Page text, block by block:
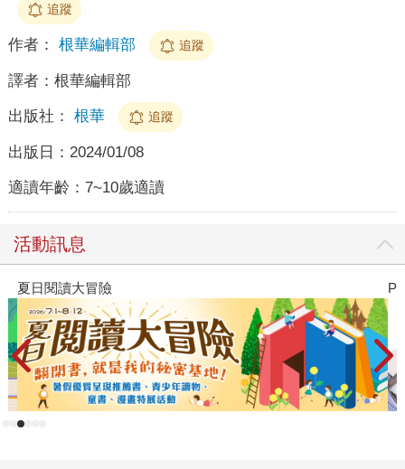
追蹤
作者： 根華編輯部 追蹤
譯者： 根華編輯部
出版社： 根華 追蹤
出版日： 2024/01/08
適讀年齡： 7~10歲適讀
活動訊息
夏日閱讀大冒險